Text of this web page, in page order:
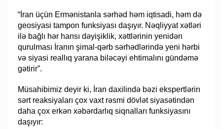
“İran üçün Ermənistanla sərhəd həm iqtisadi, həm də
geosiyasi tampon funksiyası daşıyır. Nəqliyyat xətləri
ilə bağlı hər hansı dəyişiklik, xəttlərinin yenidən
qurulması İranın şimal-qərb sərhədlərində yeni hərbi
və siyasi reallıq yarana biləcəyi ehtimalını gündəmə
gətirir”.
Müsahibimiz deyir ki, İran daxilində bəzi ekspertlərin
sərt reaksiyaları çox vaxt rəsmi dövlət siyasətindən
daha çox erkən xəbərdarlıq siqnalları funksiyasını
daşıyır: